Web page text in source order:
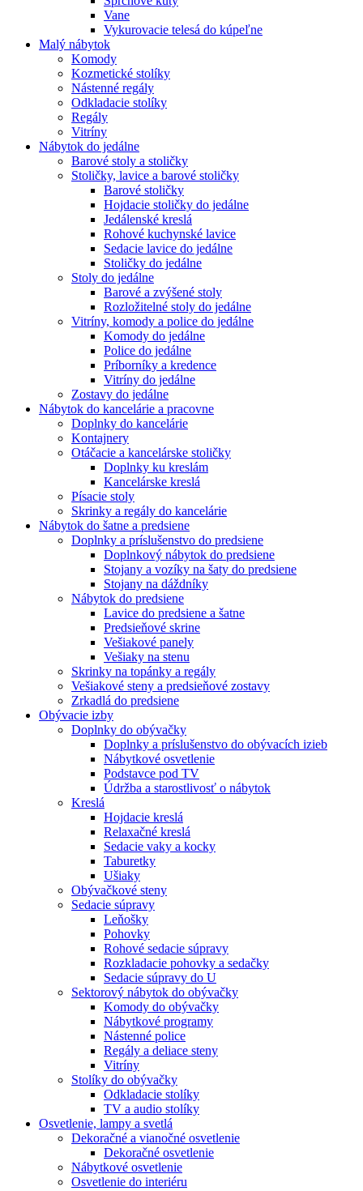
Vane
Vykurovacie telesá do kúpeľne
Malý nábytok
Komody
Kozmetické stolíky
Nástenné regály
Odkladacie stolíky
Regály
Vitríny
Nábytok do jedálne
Barové stoly a stoličky
Stoličky, lavice a barové stoličky
Barové stoličky
Hojdacie stoličky do jedálne
Jedálenské kreslá
Rohové kuchynské lavice
Sedacie lavice do jedálne
Stoličky do jedálne
Stoly do jedálne
Barové a zvýšené stoly
Rozložitelné stoly do jedálne
Vitríny, komody a police do jedálne
Komody do jedálne
Police do jedálne
Príborníky a kredence
Vitríny do jedálne
Zostavy do jedálne
Nábytok do kancelárie a pracovne
Doplnky do kancelárie
Kontajnery
Otáčacie a kancelárske stoličky
Doplnky ku kreslám
Kancelárske kreslá
Písacie stoly
Skrinky a regály do kancelárie
Nábytok do šatne a predsiene
Doplnky a príslušenstvo do predsiene
Doplnkový nábytok do predsiene
Stojany a vozíky na šaty do predsiene
Stojany na dáždníky
Nábytok do predsiene
Lavice do predsiene a šatne
Predsieňové skrine
Vešiakové panely
Vešiaky na stenu
Skrinky na topánky a regály
Vešiakové steny a predsieňové zostavy
Zrkadlá do predsiene
Obývacie izby
Doplnky do obývačky
Doplnky a príslušenstvo do obývacích izieb
Nábytkové osvetlenie
Podstavce pod TV
Údržba a starostlivosť o nábytok
Kreslá
Hojdacie kreslá
Relaxačné kreslá
Sedacie vaky a kocky
Taburetky
Ušiaky
Obývačkové steny
Sedacie súpravy
Leňošky
Pohovky
Rohové sedacie súpravy
Rozkladacie pohovky a sedačky
Sedacie súpravy do U
Sektorový nábytok do obývačky
Komody do obývačky
Nábytkové programy
Nástenné police
Regály a deliace steny
Vitríny
Stolíky do obývačky
Odkladacie stolíky
TV a audio stolíky
Osvetlenie, lampy a svetlá
Dekoračné a vianočné osvetlenie
Dekoračné osvetlenie
Nábytkové osvetlenie
Osvetlenie do interiéru